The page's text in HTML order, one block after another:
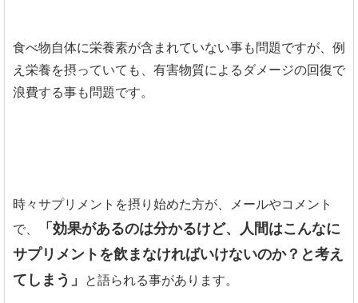
食べ物自体に栄養素が含まれていない事も問題ですが、例
え栄養を摂っていても、有害物質によるダメージの回復で
浪費する事も問題です。
時々サプリメントを摂り始めた方が、メールやコメント
で、
「効果があるのは分かるけど、人間はこんなに
サプリメントを飲まなければいけないのか？と考え
てしまう」
と語られる事があります。